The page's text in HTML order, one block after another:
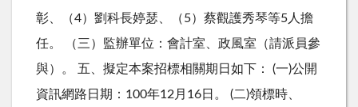
彰、（4）劉科長婷瑟、（5）蔡觀護秀琴等5人擔
任。 （三）監辦單位：會計室、政風室（請派員參
與）。 五、擬定本案招標相關期日如下： (一)公開
資訊網路日期：100年12月16日。 (二)領標時、